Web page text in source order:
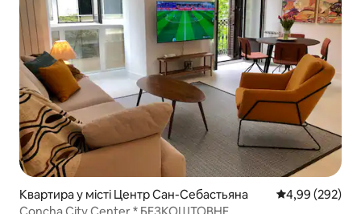
Квартира у місті Центр Сан-Себастьяна Середня
4,99 (292)